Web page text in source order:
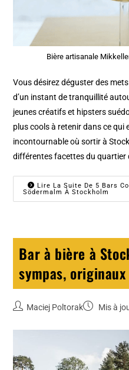
Bière artisanale
Vous désirez déguster des
d’un instant de tranquillité
jeunes créatifs et hipsters
plus cools à retenir dans ce qui
incontournable où sortir à
différentes facettes du quartier
Lire La Suite De 5 Bars
Södermalm À Stockholm
Bar à bière à
sympas,
Maciej Poltorak Mis à